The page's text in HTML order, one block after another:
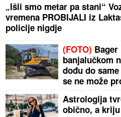
„Išli smo metar pa stani“
vremena PROBIJALI iz
policije nigdje
(FOTO)
banjalučkom
dođu do
se ne može
Astrologija
obično, a